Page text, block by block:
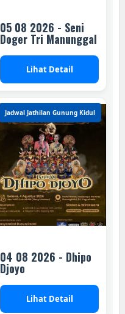
05 08 2026 - Seni
Doger Tri Manunggal
Lihat Detail
Jadwal Jathilan Gunung Kidul
04 08 2026 - Dhipo
Djoyo
Lihat Detail